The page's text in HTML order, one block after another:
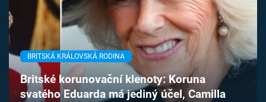
Pořady
TV Program
Časopis
BRITSKÁ KRÁLOVSKÁ RODINA
Britské korunovační klenoty: Koruna
svatého Eduarda má jediný účel, Camilla